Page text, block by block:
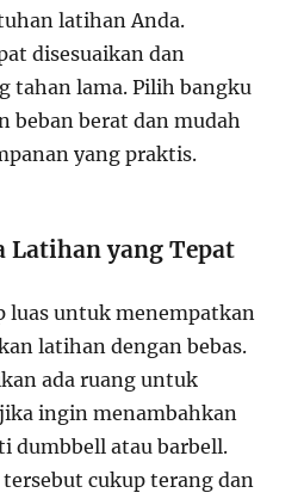
latihan Anda.
disesuaikan dan
tahan lama. Pilih bangku
beban berat dan mudah
yang praktis.
Latihan yang Tepat
luas untuk menempatkan
latihan dengan bebas.
ada ruang untuk
ingin menambahkan
dumbbell atau barbell.
cukup terang dan